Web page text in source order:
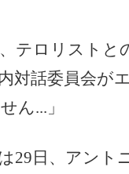
テロリスト
対話委員会が
ん...」
29日、アント